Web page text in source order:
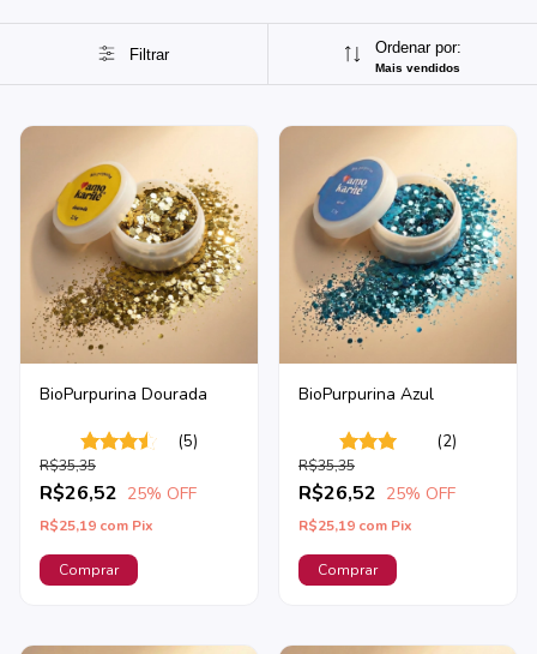
Filtrar Ordenar por:
Mais vendidos
BioPurpurina Dourada
(5)
R$26,52
R$35,35
25% OFF
R$25,19 com Pix
BioPurpurina Azul
(2)
R$26,52
R$35,35
25% OFF
R$25,19 com Pix